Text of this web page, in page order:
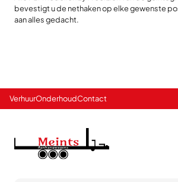
bevestigt u de nethaken op elke gewenste
aan alles gedacht.
VerhuurOnderhoudContact